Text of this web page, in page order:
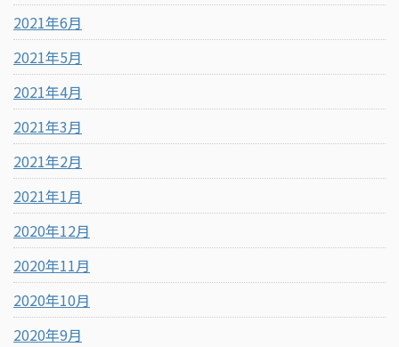
2021年6月
2021年5月
2021年4月
2021年3月
2021年2月
2021年1月
2020年12月
2020年11月
2020年10月
2020年9月